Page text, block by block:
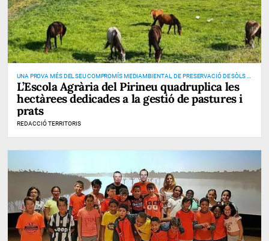
UNA PROVA MÉS DEL SEU COMPROMÍS MEDIAMBIENTAL, DE PRESERVACIÓ DE SÒLS I
DE PREVENCIÓ D’INCENDIS
L’Escola Agrària del Pirineu quadruplica les
hectàrees dedicades a la gestió de pastures i
prats
REDACCIÓ TERRITORIS